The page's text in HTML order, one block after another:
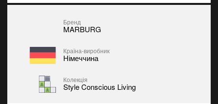
Бренд
MARBURG
Країна-виробник
Німеччина
Колекція
Style Conscious Living